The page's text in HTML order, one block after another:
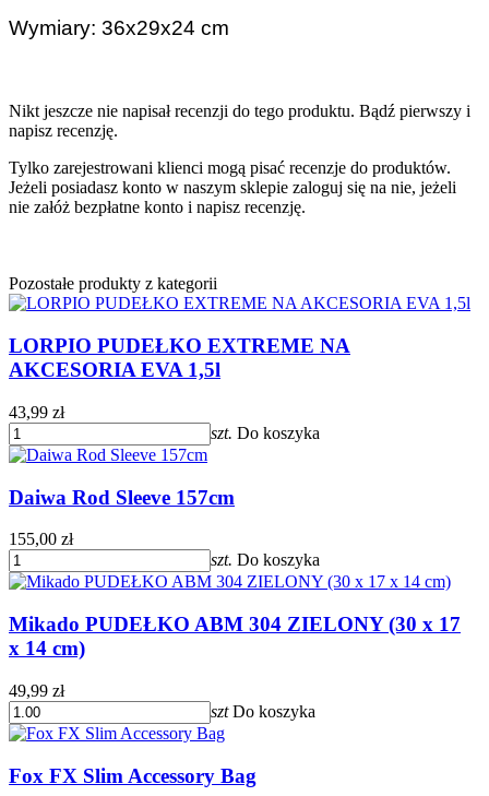
Wymiary: 36x29x24 cm
Nikt jeszcze nie napisał recenzji do tego produktu. Bądź pierwszy i
napisz recenzję.
Tylko zarejestrowani klienci mogą pisać recenzje do produktów.
Jeżeli posiadasz konto w naszym sklepie zaloguj się na nie, jeżeli
nie załóż bezpłatne konto i napisz recenzję.
Pozostałe produkty z kategorii
LORPIO PUDEŁKO EXTREME NA
AKCESORIA EVA 1,5l
43,99 zł
szt. Do koszyka
Daiwa Rod Sleeve 157cm
155,00 zł
szt. Do koszyka
Mikado PUDEŁKO ABM 304 ZIELONY (30 x 17
x 14 cm)
49,99 zł
szt Do koszyka
Fox FX Slim Accessory Bag